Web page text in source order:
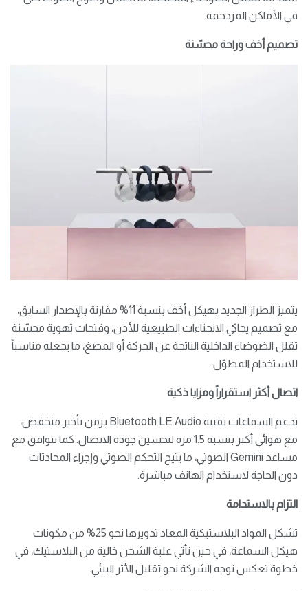
في الأماكن المزدحمة.
تصميم أخف وراحة محسّنة
يتميز الطراز الجديد بهيكل أخف بنسبة 11% مقارنة بالإصدار السابق،
مع تصميم يحاكي الانحناءات الطبيعية للأذن، وفتحات تهوية محسّنة
تقلل الضوضاء الداخلية الناتجة عن الحركة أو المضغ، ما يجعله مناسباً
للاستخدام المطوّل.
اتصال أكثر استقراراً ومزايا ذكية
تدعم السماعات تقنية Bluetooth LE Audio بزمن تأخير منخفض،
مع هوائي أكبر بنسبة 1.5 مرة لتحسين جودة الاتصال. كما تتوافق مع
مساعد Gemini الصوتي، ما يتيح التحكم الصوتي وإجراء المحادثات
دون الحاجة لاستخدام الهاتف مباشرة.
التزام بالاستدامة
تشكل المواد البلاستيكية المعاد تدويرها نحو 25% من مكونات
هيكل السماعة، في حين تأتي علبة الشحن خالية من البلاستيك، في
خطوة تعكس توجه الشركة نحو تقليل الأثر البيئي.